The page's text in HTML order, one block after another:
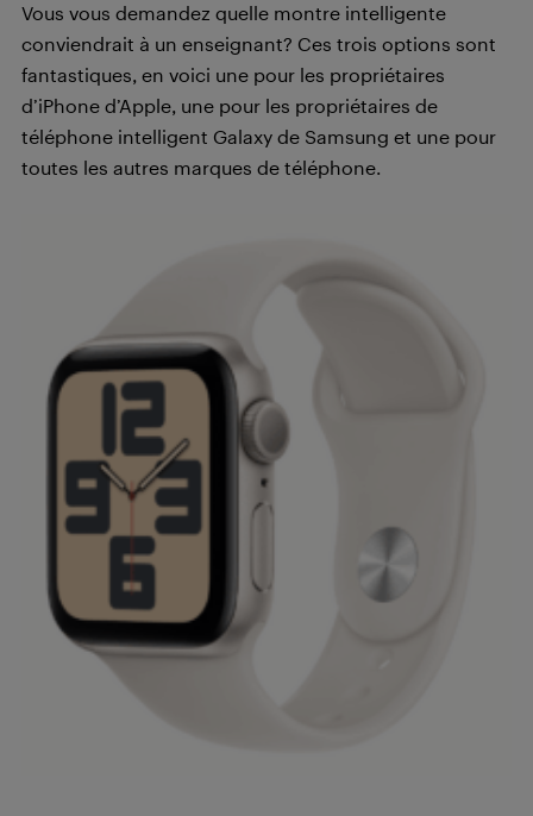
Vous vous demandez quelle montre intelligente
conviendrait à un enseignant? Ces trois options sont
fantastiques, en voici une pour les propriétaires
d’iPhone d’Apple, une pour les propriétaires de
téléphone intelligent Galaxy de Samsung et une pour
toutes les autres marques de téléphone.